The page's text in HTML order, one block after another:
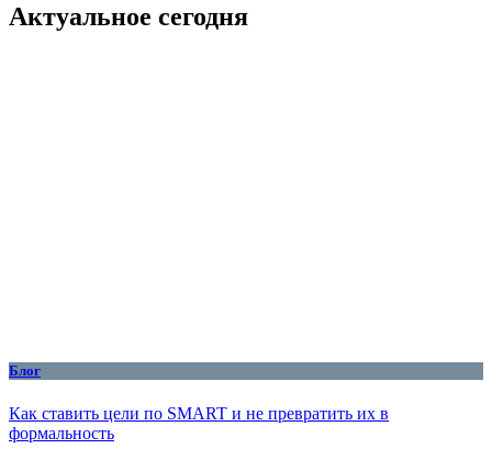
Актуальное сегодня
Блог
Как ставить цели по SMART и не превратить их в
формальность